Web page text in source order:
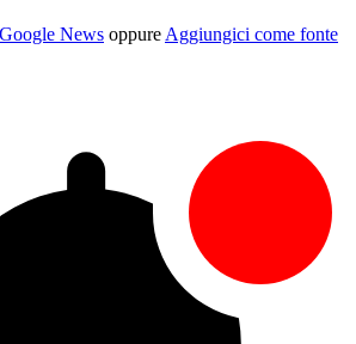
News oppure Aggiungici come fonte